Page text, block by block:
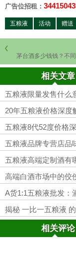
广告位招租：
五粮液 活动 赠送
茅台酒多少钱钱？不
相关文章
五粮液限量发售什么
20年五粮液价格深度
五粮液8代52度价格
五粮液品牌专营店品
五粮液高端定制酒有
择
高端白酒市场中的佼
A货1:1五粮液批发：
揭秘 一比一五粮液
相关评论